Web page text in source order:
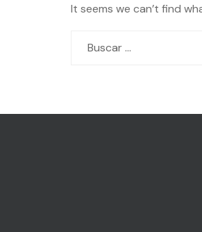
It seems we can’t find